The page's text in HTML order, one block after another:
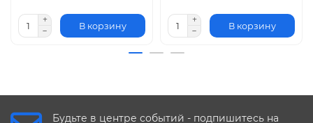
В корзину В корзину
Будьте в центре событий - подпишитесь на